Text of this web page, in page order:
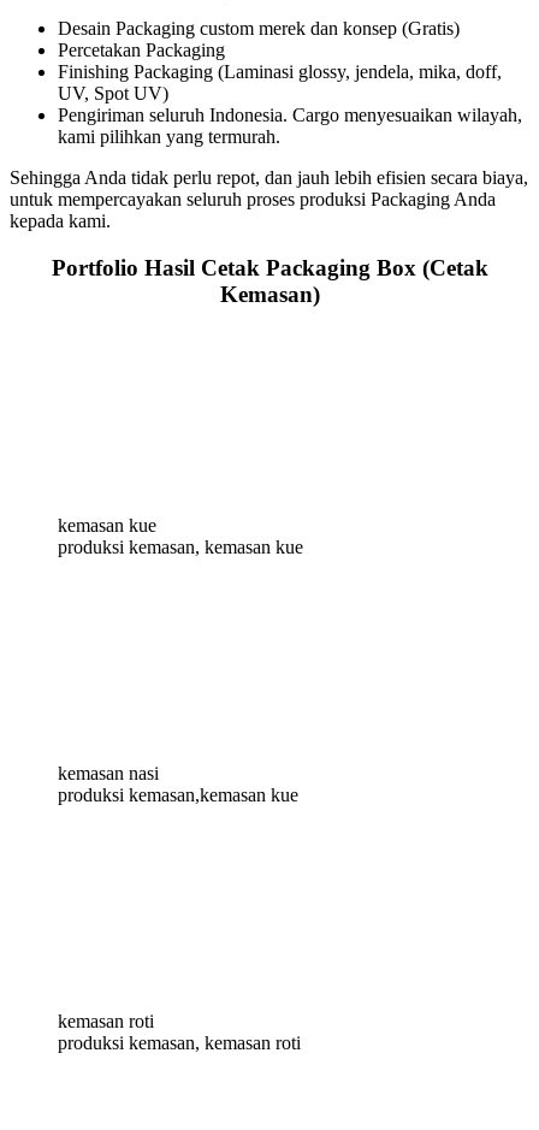
Desain Packaging custom merek dan konsep (Gratis)
Percetakan Packaging
Finishing Packaging (Laminasi glossy, jendela, mika, doff,
UV, Spot UV)
Pengiriman seluruh Indonesia. Cargo menyesuaikan wilayah,
kami pilihkan yang termurah.
Sehingga Anda tidak perlu repot, dan jauh lebih efisien secara biaya,
untuk mempercayakan seluruh proses produksi Packaging Anda
kepada kami.
Portfolio Hasil Cetak Packaging Box (Cetak
Kemasan)
kemasan kue
produksi kemasan, kemasan kue
kemasan nasi
produksi kemasan,kemasan kue
kemasan roti
produksi kemasan, kemasan roti